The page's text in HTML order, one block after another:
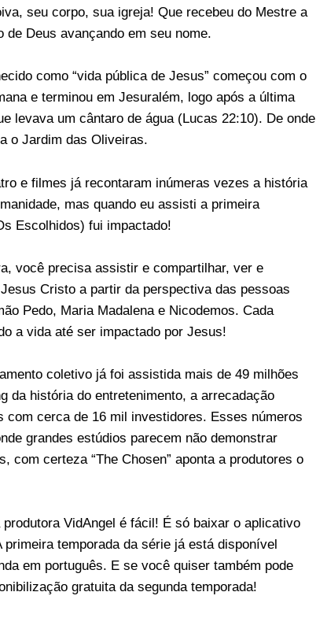
seu corpo, sua igreja! Que recebeu do Mestre a
de Deus avançando em seu nome.
como “vida pública de Jesus” começou com o
e terminou em Jesuralém, logo após a última
levava um cântaro de água (Lucas 22:10). De onde
o Jardim das Oliveiras.
e filmes já recontaram inúmeras vezes a história
mas quando eu assisti a primeira
Escolhidos) fui impactado!
você precisa assistir e compartilhar, ver e
Cristo a partir da perspectiva das pessoas
Pedo, Maria Madalena e Nicodemos. Cada
a vida até ser impactado por Jesus!
coletivo já foi assistida mais de 49 milhões
da história do entretenimento, a arrecadação
com cerca de 16 mil investidores. Esses números
grandes estúdios parecem não demonstrar
com certeza “The Chosen” aponta a produtores o
VidAngel é fácil! É só baixar o aplicativo
primeira temporada da série já está disponível
em português. E se você quiser também pode
gratuita da segunda temporada!